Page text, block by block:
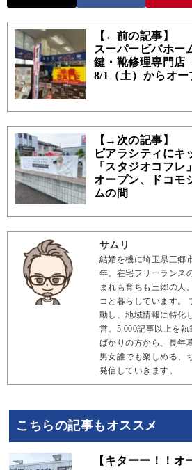
【←前の記事】
スーパービバホー
鍵・靴修理専門店
8/1（土）からオ
【→次の記事】
ピアラシティにキ
「スタジオコフレ
オープン、ドコモ
ムの間
サムリ
結婚を機に埼玉県三郷
年。在宅フリーランス
まれも育ちも三郷の人
コと暮らしています。
動し、地域情報に特化
営。5,000記事以上を
ばかりの方から、長年
男女誰でも楽しめる、
発信していきます。
こちらの記事もオススメ
【キターー！！オ